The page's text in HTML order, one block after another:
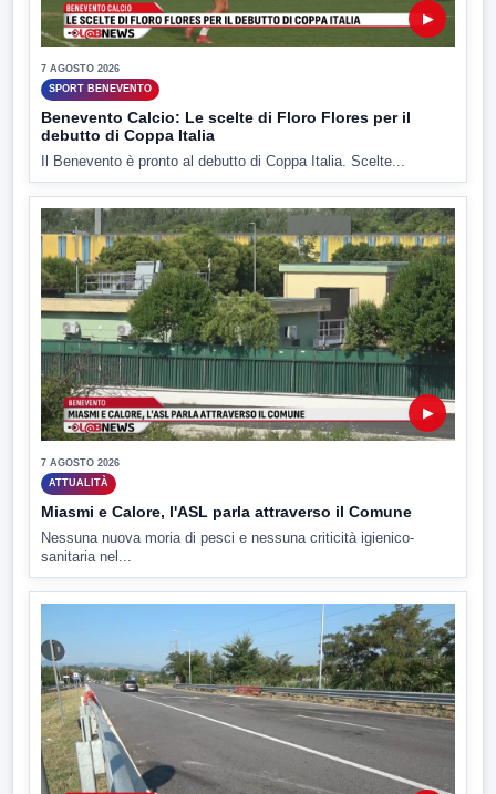
▶
7 AGOSTO 2026
SPORT BENEVENTO
Benevento Calcio: Le scelte di Floro Flores per il
debutto di Coppa Italia
Il Benevento è pronto al debutto di Coppa Italia. Scelte...
▶
7 AGOSTO 2026
ATTUALITÀ
Miasmi e Calore, l'ASL parla attraverso il Comune
Nessuna nuova moria di pesci e nessuna criticità igienico-
sanitaria nel...